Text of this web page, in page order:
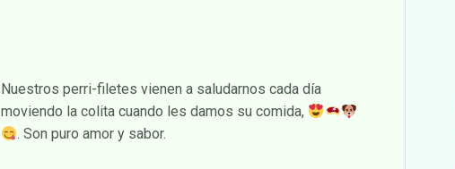
Nuestros perri-filetes vienen a saludarnos cada día
moviendo la colita cuando les damos su comida,
. Son puro amor y sabor.